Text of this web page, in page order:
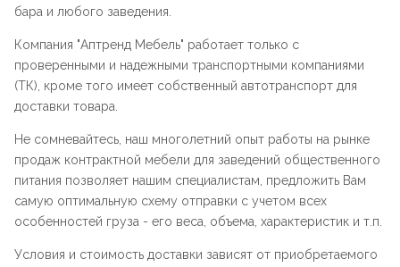
бара и любого заведения.
Компания "Аптренд Мебель" работает только с
проверенными и надежными транспортными компаниями
(ТК), кроме того имеет собственный автотранспорт для
доставки товара.
Не сомневайтесь, наш многолетний опыт работы на рынке
продаж контрактной мебели для заведений общественного
питания позволяет нашим специалистам, предложить Вам
самую оптимальную схему отправки с учетом всех
особенностей груза - его веса, объема, характеристик и т.п.
Условия и стоимость доставки зависят от приобретаемого